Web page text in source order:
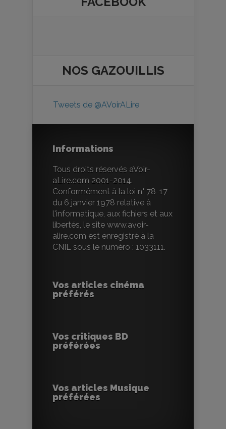
NOS GAZOUILLIS
Tweets de @AVoirALire
Informations
Tous droits réservés aVoir-
aLire.com 2001-2014.
Conformément à la loi n° 78-17
du 6 janvier 1978 relative à
l'informatique, aux fichiers et aux
libertés, le site www.avoir-
alire.com est enregistré à la
CNIL sous le numéro : 1033111.
Vos articles cinéma
préférés
Vos critiques BD
préférées
Vos articles Musique
préférées